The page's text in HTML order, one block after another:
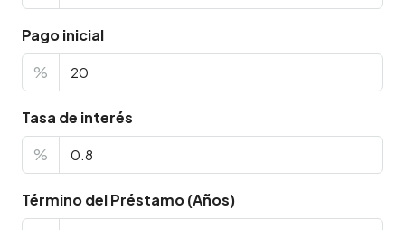
Pago inicial
%
Tasa de interés
%
Término del Préstamo (Años)